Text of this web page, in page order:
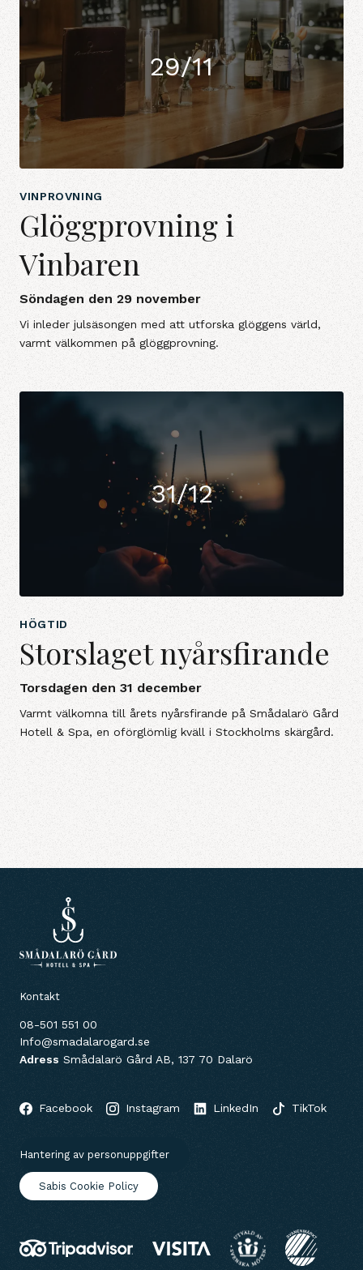
29/11
VINPROVNING
Glöggprovning i
Vinbaren
Söndagen den 29 november
Vi inleder julsäsongen med att utforska glöggens värld,
varmt välkommen på glöggprovning.
31/12
HÖGTID
Storslaget nyårsfirande
Torsdagen den 31 december
Varmt välkomna till årets nyårsfirande på Smådalarö Gård
Hotell & Spa, en oförglömlig kväll i Stockholms skärgård.
Kontakt
08-501 551 00
Info@smadalarogard.se
Adress Smådalarö Gård AB, 137 70 Dalarö
Facebook Instagram LinkedIn TikTok
Hantering av personuppgifter
Sabis Cookie Policy